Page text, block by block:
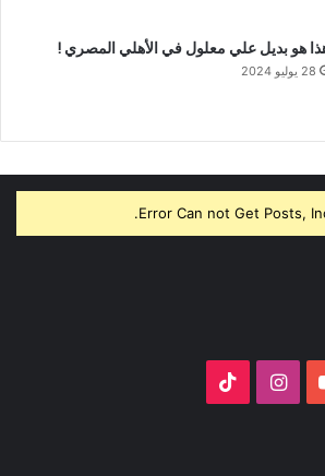
هو بديل علي معلول في الأهلي المصري !
28 يوليو 2024
Error Can not Get Posts,
‫YouTubeانستقرام